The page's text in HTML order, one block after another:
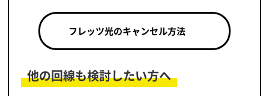
フレッツ光のキャンセル方法
他の回線も検討したい方へ